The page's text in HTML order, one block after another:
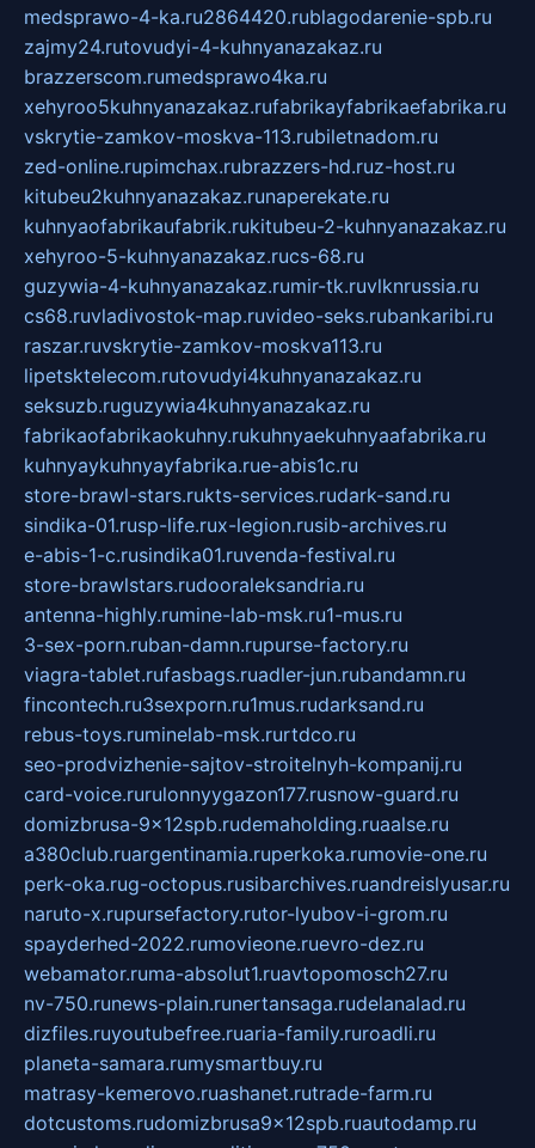
medsprawo-4-ka.ru2864420.rublagodarenie-spb.ru
zajmy24.rutovudyi-4-kuhnyanazakaz.ru
brazzerscom.rumedsprawo4ka.ru
xehyroo5kuhnyanazakaz.rufabrikayfabrikaefabrika.ru
vskrytie-zamkov-moskva-113.rubiletnadom.ru
zed-online.rupimchax.rubrazzers-hd.ruz-host.ru
kitubeu2kuhnyanazakaz.runaperekate.ru
kuhnyaofabrikaufabrik.rukitubeu-2-kuhnyanazakaz.ru
xehyroo-5-kuhnyanazakaz.rucs-68.ru
guzywia-4-kuhnyanazakaz.rumir-tk.ruvlknrussia.ru
cs68.ruvladivostok-map.ruvideo-seks.rubankaribi.ru
raszar.ruvskrytie-zamkov-moskva113.ru
lipetsktelecom.rutovudyi4kuhnyanazakaz.ru
seksuzb.ruguzywia4kuhnyanazakaz.ru
fabrikaofabrikaokuhny.rukuhnyaekuhnyaafabrika.ru
kuhnyaykuhnyayfabrika.rue-abis1c.ru
store-brawl-stars.rukts-services.rudark-sand.ru
sindika-01.rusp-life.rux-legion.rusib-archives.ru
e-abis-1-c.rusindika01.ruvenda-festival.ru
store-brawlstars.rudooraleksandria.ru
antenna-highly.rumine-lab-msk.ru1-mus.ru
3-sex-porn.ruban-damn.rupurse-factory.ru
viagra-tablet.rufasbags.ruadler-jun.rubandamn.ru
fincontech.ru3sexporn.ru1mus.rudarksand.ru
rebus-toys.ruminelab-msk.rurtdco.ru
seo-prodvizhenie-sajtov-stroitelnyh-kompanij.ru
card-voice.rurulonnyygazon177.rusnow-guard.ru
domizbrusa-9x12spb.rudemaholding.ruaalse.ru
a380club.ruargentinamia.ruperkoka.rumovie-one.ru
perk-oka.rug-octopus.rusibarchives.ruandreislyusar.ru
naruto-x.rupursefactory.rutor-lyubov-i-grom.ru
spayderhed-2022.rumovieone.ruevro-dez.ru
webamator.ruma-absolut1.ruavtopomosch27.ru
nv-750.runews-plain.runertansaga.rudelanalad.ru
dizfiles.ruyoutubefree.ruaria-family.ruroadli.ru
planeta-samara.rumysmartbuy.ru
matrasy-kemerovo.ruashanet.rutrade-farm.ru
dotcustoms.rudomizbrusa9x12spb.ruautodamp.ru